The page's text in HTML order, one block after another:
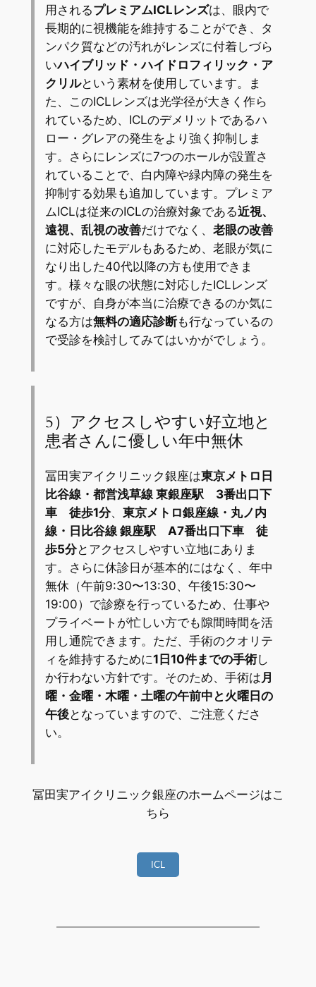
用されるプレミアムICLレンズは、眼内で
長期的に視機能を維持することができ、タ
ンパク質などの汚れがレンズに付着しづら
いハイブリッド・ハイドロフィリック・ア
クリルという素材を使用しています。ま
た、このICLレンズは光学径が大きく作ら
れているため、ICLのデメリットであるハ
ロー・グレアの発生をより強く抑制しま
す。さらにレンズに7つのホールが設置さ
れていることで、白内障や緑内障の発生を
抑制する効果も追加しています。プレミア
ムICLは従来のICLの治療対象である近視、
遠視、乱視の改善だけでなく、 老眼の改善
に対応したモデルもあるため、老眼が気に
なり出した40代以降の方も使用できま
す。様々な眼の状態に対応したICLレンズ
ですが、自身が本当に治療できるのか気に
なる方は無料の適応診断も行なっているの
で受診を検討してみてはいかがでしょう。
5）アクセスしやすい好立地と
患者さんに優しい年中無休
冨田実アイクリニック銀座は東京メトロ日
比谷線・都営浅草線 東銀座駅 3番出口下
車 徒歩1分、 東京メトロ銀座線・丸ノ内
線・日比谷線 銀座駅 A7番出口下車 徒
歩5分とアクセスしやすい立地にありま
す。さらに休診日が基本的にはなく、年中
無休（午前9:30〜13:30、午後15:30〜
19:00）で診療を行っているため、仕事や
プライベートが忙しい方でも隙間時間を活
用し通院できます。ただ、手術のクオリテ
ィを維持するために1日10件までの手術し
か行わない方針です。そのため、手術は月
曜・金曜・木曜・土曜の午前中と火曜日の
午後となっていますので、ご注意くださ
い。
冨田実アイクリニック銀座のホームページはこ
ちら
ICL